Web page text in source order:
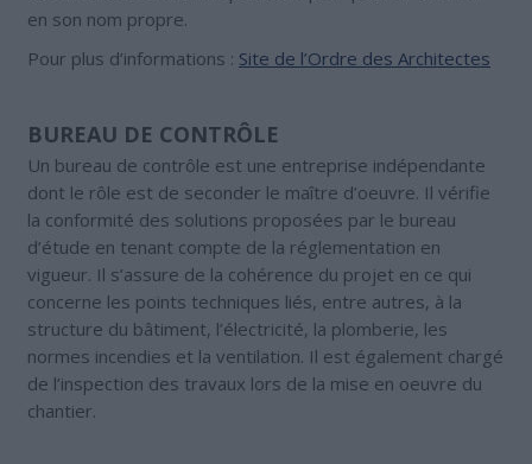
en son nom propre.
Pour plus d’informations : Site de l’Ordre des Architectes
BUREAU DE CONTRÔLE
Un bureau de contrôle est une entreprise indépendante
dont le rôle est de seconder le maître d’oeuvre. Il vérifie
la conformité des solutions proposées par le bureau
d’étude en tenant compte de la réglementation en
vigueur. Il s’assure de la cohérence du projet en ce qui
concerne les points techniques liés, entre autres, à la
structure du bâtiment, l’électricité, la plomberie, les
normes incendies et la ventilation. Il est également chargé
de l’inspection des travaux lors de la mise en oeuvre du
chantier.